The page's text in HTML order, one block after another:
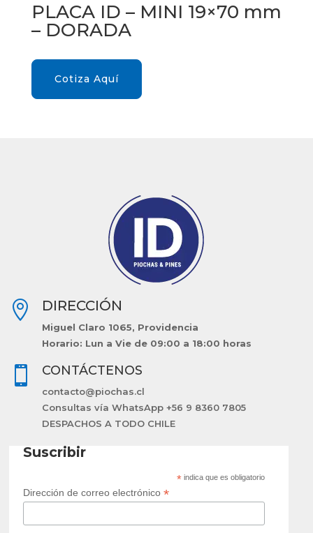
PLACA ID – MINI 19×70 mm
– DORADA
Cotiza Aquí
 DIRECCIÓN
Miguel Claro 1065, Providencia
Horario: Lun a Vie de 09:00 a 18:00 horas
 CONTÁCTENOS
contacto@piochas.cl
Consultas vía WhatsApp +56 9 8360 7805
DESPACHOS A TODO CHILE
Suscribir
* indica que es obligatorio
Dirección de correo electrónico*